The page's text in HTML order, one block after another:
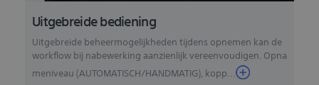
Uitgebreide bediening
Uitgebreide beheermogelijkheden tijdens opnemen kan de
workflow bij nabewerking aanzienlijk vereenvoudigen. Opna
meniveau (AUTOMATISCH/HANDMATIG), kopp...